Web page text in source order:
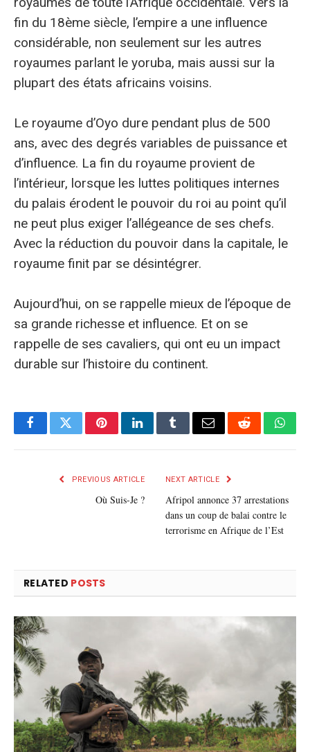
fin du 18ème siècle, l’empire a une influence
considérable, non seulement sur les autres
royaumes parlant le yoruba, mais aussi sur la
plupart des états africains voisins.
Le royaume d’Oyo dure pendant plus de 500
ans, avec des degrés variables de puissance et
d’influence. La fin du royaume provient de
l’intérieur, lorsque les luttes politiques internes
du palais érodent le pouvoir du roi au point qu’il
ne peut plus exiger l’allégeance de ses chefs.
Avec la réduction du pouvoir dans la capitale, le
royaume finit par se désintégrer.
Aujourd’hui, on se rappelle mieux de l’époque de
sa grande richesse et influence. Et on se
rappelle de ses cavaliers, qui ont eu un impact
durable sur l’histoire du continent.
FacebookTwitterPinterestLinkedInTumblrE-
Reddit
PREVIOUS ARTICLE
Où Suis-Je ?
NEXT ARTICLE
Afripol annonce 37 arrestations
dans un coup de balai contre le
terrorisme en Afrique de l’Est
RELATED POSTS